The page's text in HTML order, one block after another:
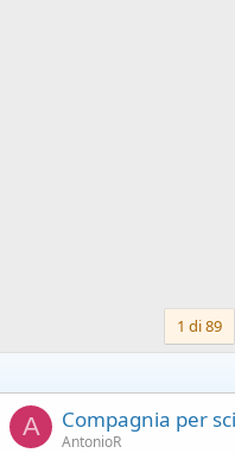
1 di 89
A Compagnia per
AntonioR